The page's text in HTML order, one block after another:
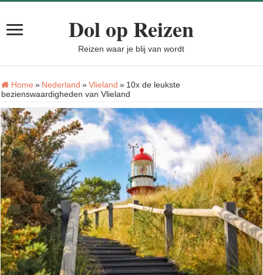
Dol op Reizen
Reizen waar je blij van wordt
Home » Nederland » Vlieland » 10x de leukste
bezienswaardigheden van Vlieland